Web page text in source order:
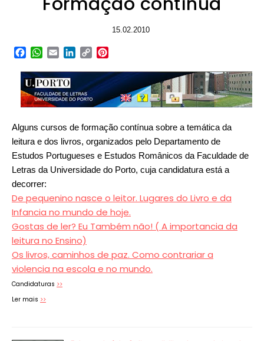
15.02.2010
Facebook
WhatsApp
EmailLinkedIn
Copy
Alguns cursos de formação contínua sobre a temática da
leitura e dos livros, organizados pelo Departamento de
Estudos Portugueses e Estudos Românicos da Faculdade de
Letras da Universidade do Porto, cuja candidatura está a
decorrer:
De pequenino nasce o leitor. Lugares do Livro e da
Infancia no mundo de hoje.
Gostas de ler? Eu Também não! ( A importancia da
leitura no Ensino)
Os livros, caminhos de paz. Como contrariar a
violencia na escola e no mundo.
Candidaturas >>
Ler mais >>